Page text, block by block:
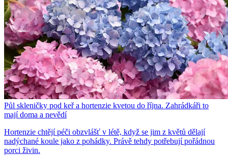
Půl skleničky pod keř a hortenzie kvetou do října. Zahrádkáři to
mají doma a nevědí
Hortenzie chtějí péči obzvlášť v létě, když se jim z květů dělají
nadýchané koule jako z pohádky. Právě tehdy potřebují pořádnou
porci živin.